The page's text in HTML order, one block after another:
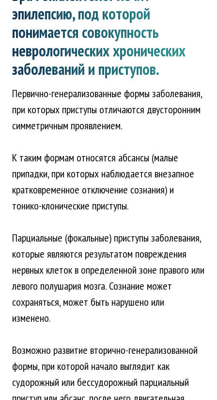
эпилепсию, под которой
понимается совокупность
неврологических хронических
заболеваний и приступов.
Первично-генерализованные формы заболевания,
при которых приступы отличаются двусторонним
симметричным проявлением.
К таким формам относятся абсансы (малые
припадки, при которых наблюдается внезапное
кратковременное отключение сознания) и
тонико-клонические приступы.
Парциальные (фокальные) приступы заболевания,
которые являются результатом повреждения
нервных клеток в определенной зоне правого или
левого полушария мозга. Сознание может
сохраняться, может быть нарушено или
изменено.
Возможно развитие вторично-генерализованной
формы, при которой начало выглядит как
судорожный или бессудорожный парциальный